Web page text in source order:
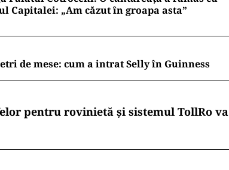
Capitalei: „Am căzut în groapa asta”
de mese: cum a intrat Selly în Guinness
pentru rovinietă și sistemul TollRo va